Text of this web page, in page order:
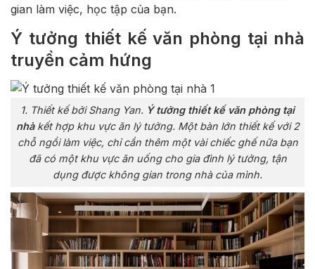
gian làm việc, học tập của bạn.
Ý tưởng thiết kế văn phòng tại nhà
truyền cảm hứng
1. Thiết kế bởi Shang Yan. Ý tưởng thiết kế văn phòng tại
nhàkết hợp khu vực ăn lý tưởng. Một bàn lớn thiết kế với 2
chỗ ngồi làm việc, chỉ cần thêm một vài chiếc ghế nữa bạn
đã có một khu vực ăn uống cho gia đình lý tưởng, tận
dụng được không gian trong nhà của mình.